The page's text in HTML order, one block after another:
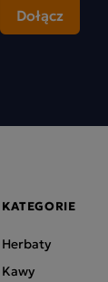
KATEGORIE
Herbaty
Kawy